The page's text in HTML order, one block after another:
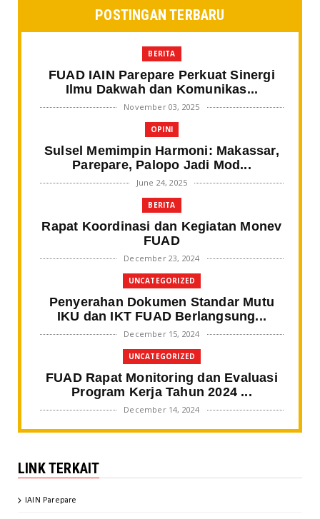
POSTINGAN TERBARU
BERITA
FUAD IAIN Parepare Perkuat Sinergi
Ilmu Dakwah dan Komunikas...
November 03, 2025
OPINI
Sulsel Memimpin Harmoni: Makassar,
Parepare, Palopo Jadi Mod...
June 24, 2025
BERITA
Rapat Koordinasi dan Kegiatan Monev
FUAD
December 23, 2024
UNCATEGORIZED
Penyerahan Dokumen Standar Mutu
IKU dan IKT FUAD Berlangsung...
December 15, 2024
UNCATEGORIZED
FUAD Rapat Monitoring dan Evaluasi
Program Kerja Tahun 2024 ...
December 14, 2024
BERITA FAKULTAS
SPI IAIN Parepare Tampil ...
LINK TERKAIT
IAIN Parepare